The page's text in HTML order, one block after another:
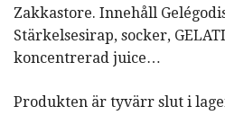
Zakkastore. Innehåll
Stärkelsesirap, socker,
koncentrerad juice…
Produkten är tyvärr slut i